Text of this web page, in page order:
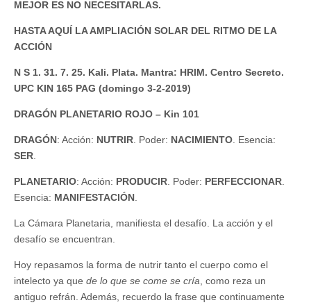
MEJOR ES NO NECESITARLAS.
HASTA AQUÍ LA AMPLIACIÓN SOLAR DEL RITMO DE LA
ACCIÓN
N S 1. 31. 7. 25. Kali. Plata. Mantra: HRIM. Centro Secreto.
UPC KIN 165 PAG (domingo 3-2-2019)
DRAGÓN PLANETARIO ROJO – Kin 101
DRAGÓN: Acción: NUTRIR . Poder: NACIMIENTO . Esencia:
SER
PLANETARIO: Acción: PRODUCIR . Poder: PERFECCIONAR
Esencia: MANIFESTACIÓN
La Cámara Planetaria, manifiesta el desafío. La acción y el
desafío se encuentran.
Hoy repasamos la forma de nutrir tanto el cuerpo como el
intelecto ya que de lo que se come se cría , como reza un
antiguo refrán. Además, recuerdo la frase que continuamente